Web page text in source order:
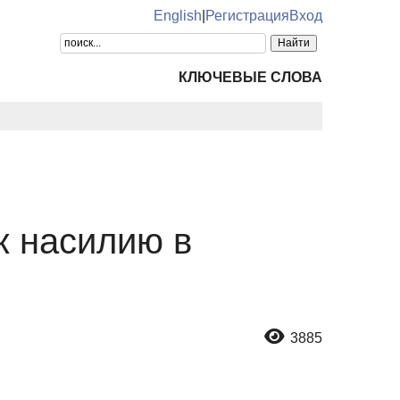
English РегистрацияВход
КЛЮЧЕВЫЕ СЛОВА
насилию в
3885